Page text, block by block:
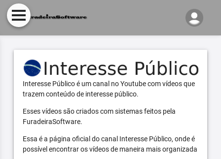
Interesse Público é um canal no Youtube com vídeos que
trazem conteúdo de interesse público.
Esses vídeos são criados com sistemas feitos pela
FuradeiraSoftware.
Essa é a página oficial do canal Interesse Público, onde é
possível encontrar os vídeos de maneira mais organizada